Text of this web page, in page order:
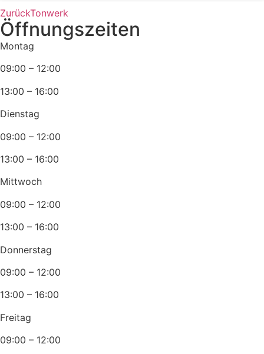
ZurückTonwerk
Öffnungszeiten
Montag
09:00 – 12:00
13:00 – 16:00
Dienstag
09:00 – 12:00
13:00 – 16:00
Mittwoch
09:00 – 12:00
13:00 – 16:00
Donnerstag
09:00 – 12:00
13:00 – 16:00
Freitag
09:00 – 12:00